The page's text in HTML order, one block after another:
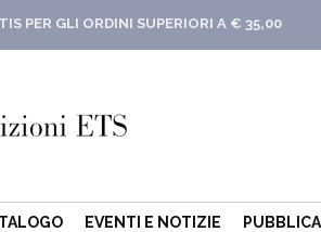
PER GLI ORDINI SUPERIORI A € 35,00
EVENTI E NOTIZIE